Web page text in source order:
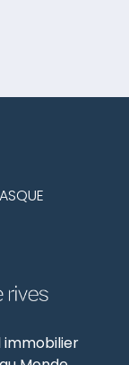
immobilier